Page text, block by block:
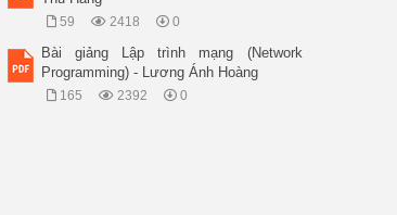
59 2418 0
Bài giảng Lập trình mạng (Network
Programming) - Lương Ánh Hoàng
165 2392 0